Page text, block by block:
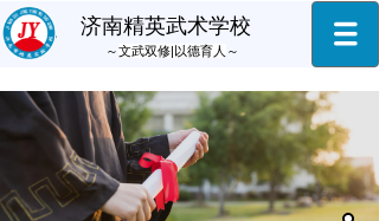
济南精英武术学校
～文武双修|以德育人 ～